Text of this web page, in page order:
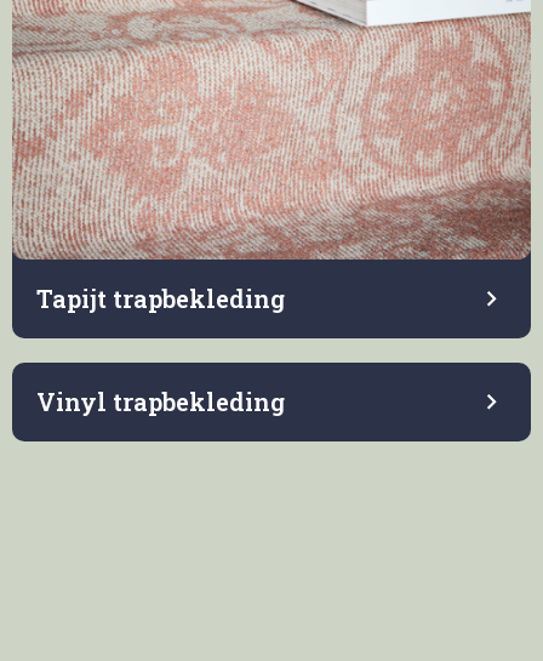
Tapijt trapbekleding
Vinyl trapbekleding